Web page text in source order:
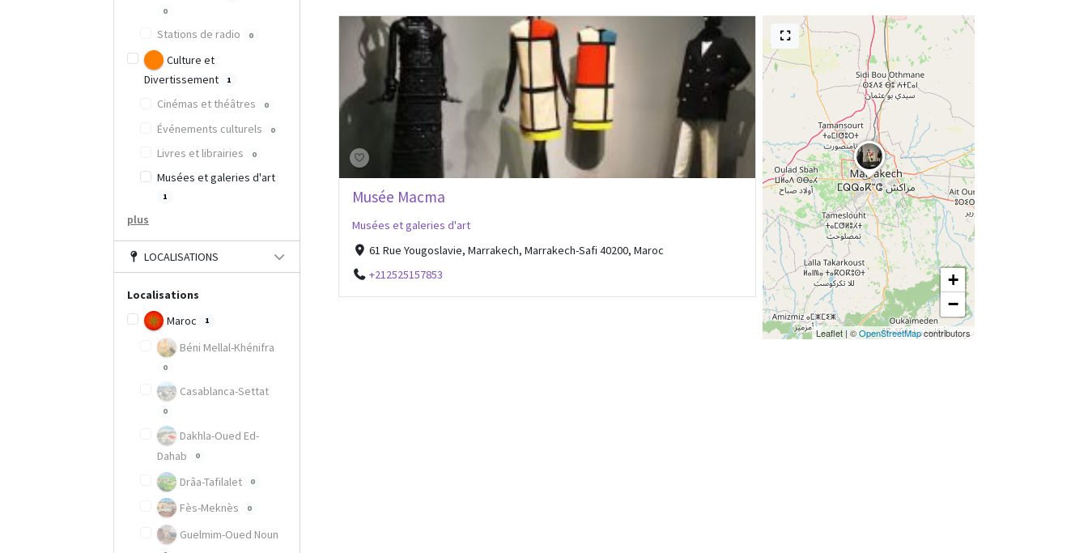
Musée Macma
Musées et galeries d'art
61 Rue Yougoslavie, Marrakech, Marrakech-Safi 40200, Maroc
+212525157853
+
−
Leaflet |©OpenStreetMapcontributors
0
Stations de radio 0
Culture et
Divertissement
1
Cinémas et théâtres 0
Événements culturels 0
Livres et librairies 0
Musées et galeries d'art
1
plus
LOCALISATIONS
Localisations
Maroc
1
Béni Mellal-Khénifra
0
Casablanca-Settat
0
Dakhla-Oued Ed-
Dahab
0
Drâa-Tafilalet 0
Fès-Meknès 0
Guelmim-Oued Noun